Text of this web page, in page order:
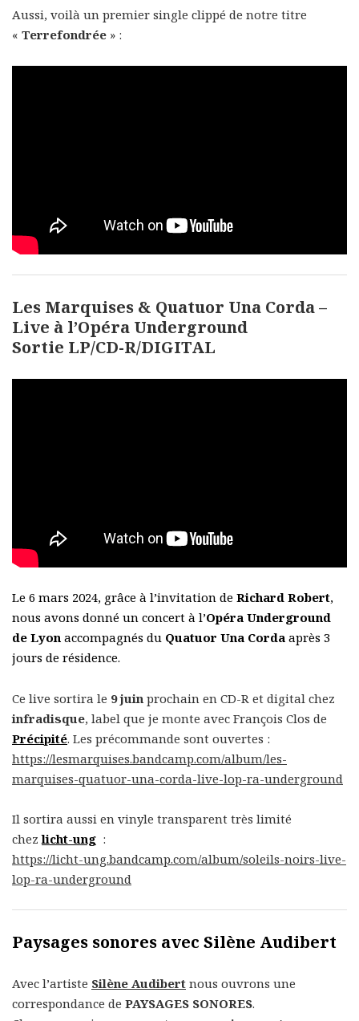
Aussi, voilà un premier single clippé de notre titre
« Terrefondrée » :
Les Marquises & Quatuor Una Corda –
Live à l’Opéra Underground
Sortie LP/CD-R/DIGITAL
Le 6 mars 2024, grâce à l’invitation de Richard Robert,
nous avons donné un concert à l’Opéra Underground
de Lyon accompagnés du Quatuor Una Corda après 3
jours de résidence.
Ce live sortira le 9 juin prochain en CD-R et digital chez
infradisque, label que je monte avec François Clos de
Précipité. Les précommande sont ouvertes :
https://lesmarquises.bandcamp.com/album/les-
marquises-quatuor-una-corda-live-lop-ra-underground
Il sortira aussi en vinyle transparent très limité
chezlicht-ung :
https://licht-ung.bandcamp.com/album/soleils-noirs-live-
lop-ra-underground
Paysages sonores avec Silène Audibert
Avec l’artiste Silène Audibert nous ouvrons une
correspondance de PAYSAGES SONORES.